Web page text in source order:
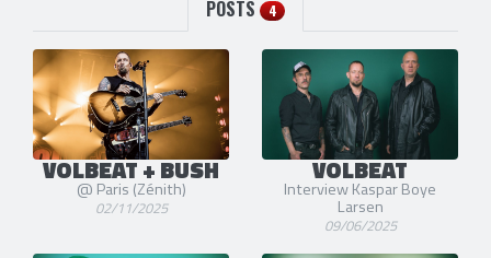
POSTS 4
VOLBEAT + BUSH
@ Paris (Zénith)
02/11/2025
VOLBEAT
Interview Kaspar Boye
Larsen
09/06/2025